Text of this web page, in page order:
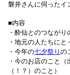
磐井さんに伺ったイ
■内容
・ 酔仙とのつながり
・地元の人たちにと
・今年の七夕祭り の
・今のお店のこと
（！？）のこと）